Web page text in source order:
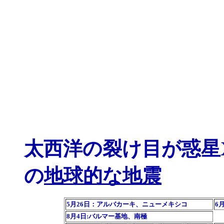
太西洋の裂け目が惑
の地球的な地震
5月26日：アルバカーキ、ニューメキシコ
6
8月4日:バルマー基地、南極